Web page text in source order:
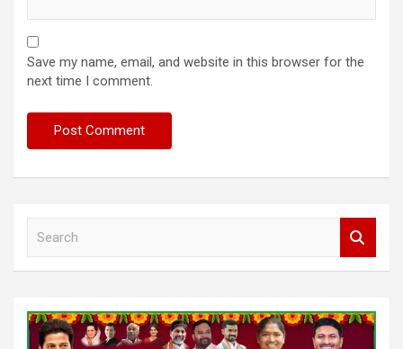
Save my name, email, and website in this browser for the
next time I comment.
h